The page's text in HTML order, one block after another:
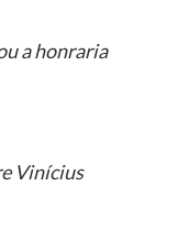
a honraria
Vinícius